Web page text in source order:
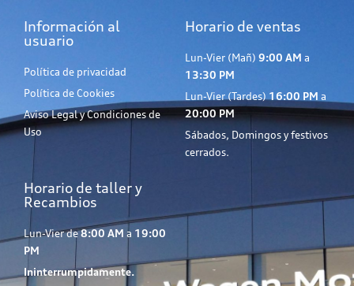
Información al
usuario
Política de privacidad
Política de Cookies
Aviso Legal y Condiciones de
Uso
Horario de ventas
Lun-Vier (Mañ) 9:00 AM a
13:30 PM
Lun-Vier (Tardes) 16:00 PM a
20:00 PM
Sábados, Domingos y festivos
cerrados.
Horario de taller y
Recambios
Lun-Vier de8:00 AM a 19:00
PM
Ininterrumpidamente.